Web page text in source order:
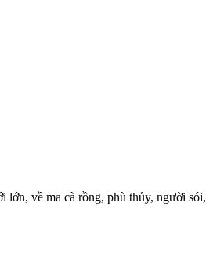
về ma cà rồng, phù thủy, người